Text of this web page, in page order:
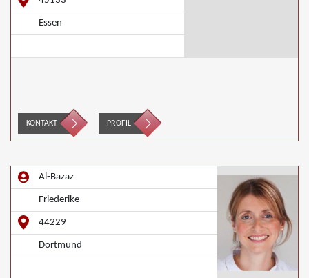
Essen
KONTAKT PROFIL
Al-Bazaz
Friederike
44229
Dortmund